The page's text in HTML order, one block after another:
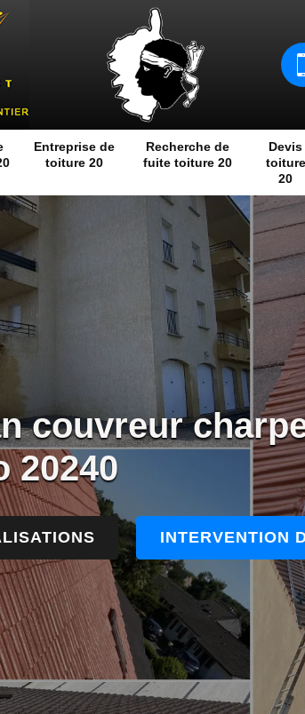
Entreprise de
toiture 20
Recherche de
fuite toiture 20
Devis
toiture
20
couvreur
20240
INTERVENTION